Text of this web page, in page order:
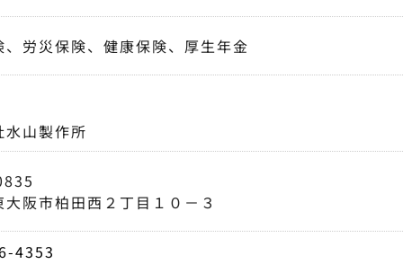
、労災保険、健康保険、厚生年金
水山製作所
阪市柏田西２丁目１０－３
4353